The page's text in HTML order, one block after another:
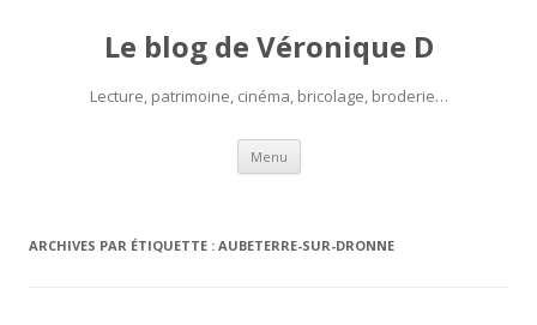
Le blog de Véronique D
Lecture, patrimoine, cinéma, bricolage, broderie…
Menu Aller
contenu
ARCHIVES PAR ÉTIQUETTE : AUBETERRE-SUR-DRONNE